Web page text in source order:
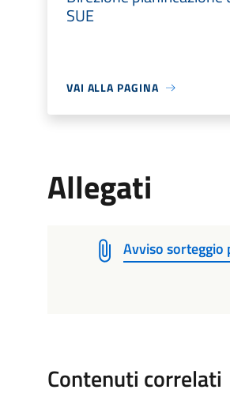
SUE
VAI ALLA PAGINA
Allegati
Avviso
Contenuti correlati